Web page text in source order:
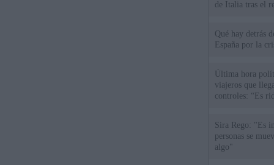
de Italia tras el
Qué hay detrás
España por la
Última hora
viajeros que
controles: “Es
Sira Rego: "Es
personas se
algo"